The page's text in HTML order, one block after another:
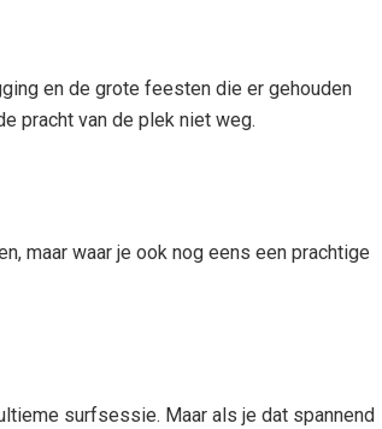
en de grote feesten die er gehouden
pracht van de plek niet weg.
maar waar je ook nog eens een prachtige
surfsessie. Maar als je dat spannend